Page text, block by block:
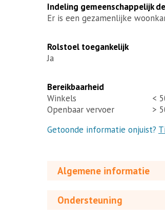
Indeling gemeenschappelijk
Er is een gezamenlijke
Rolstoel toegankelijk
Ja
Bereikbaarheid
Winkels
<
Openbaar vervoer
>
Getoonde informatie onjuist?
Algemene informatie
Ondersteuning